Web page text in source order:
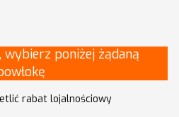
wybierz poniżej żądaną
rabat lojalnościowy